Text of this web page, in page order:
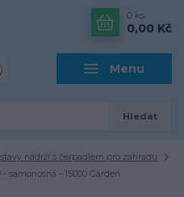
Menu
Hledat
0 ks
0,00 Kč
nádrží s čerpadlem pro zahradu
samonosná - 15000 Garden